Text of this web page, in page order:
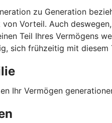
zu Generation
Vorteil. Auch
Teil Ihres Vermögens
sich frühzeitig mit diesem
Ihr Vermögen